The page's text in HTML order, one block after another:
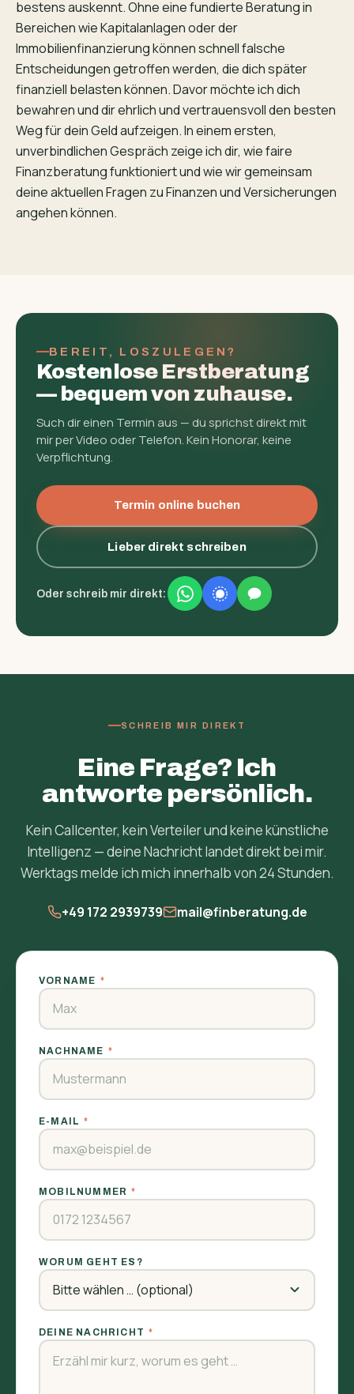
bestens auskennt. Ohne eine fundierte Beratung in
Bereichen wie Kapitalanlagen oder der
Immobilienfinanzierung können schnell falsche
Entscheidungen getroffen werden, die dich später
finanziell belasten können. Davor möchte ich dich
bewahren und dir ehrlich und vertrauensvoll den besten
Weg für dein Geld aufzeigen. In einem ersten,
unverbindlichen Gespräch zeige ich dir, wie faire
Finanzberatung funktioniert und wie wir gemeinsam
deine aktuellen Fragen zu Finanzen und Versicherungen
angehen können.
BEREIT, LOSZULEGEN?
Kostenlose Erst­beratung
— bequem von zuhause.
Such dir einen Termin aus — du sprichst direkt mit
mir per Video oder Telefon. Kein Honorar, keine
Verpflichtung.
Termin online buchen
Lieber direkt schreiben
Oder schreib mir direkt:
SCHREIB MIR DIREKT
Eine Frage? Ich
antworte persönlich.
Kein Callcenter, kein Verteiler und keine künstliche
Intelligenz — deine Nachricht landet direkt bei mir.
Werktags melde ich mich innerhalb von 24 Stunden.
+49 172 2939739 mail@finberatung.de
VORNAME *
NACHNAME *
E-MAIL *
MOBILNUMMER *
WORUM GEHT ES?
DEINE NACHRICHT *